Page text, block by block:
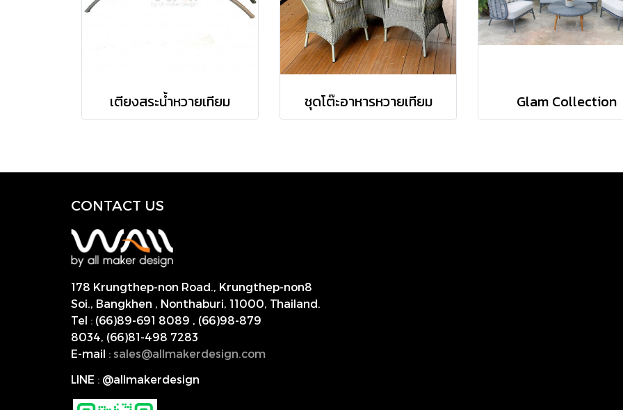
เตียงสระน้ำหวายเทียม ชุดโต๊ะอาหารหวายเทียม Glam Collection
CONTACT US
178 Krungthep-non Road., Krungthep-non8
Soi., Bangkhen , Nonthaburi, 11000, Thailand.
Tel : (66)89-691 8089 , (66)98-879
8034, (66)81-498 7283
E-mail : sales@allmakerdesign.com
LINE : @allmakerdesign